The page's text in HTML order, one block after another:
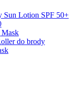
Sun Lotion SPF 50+
Mask
do brody